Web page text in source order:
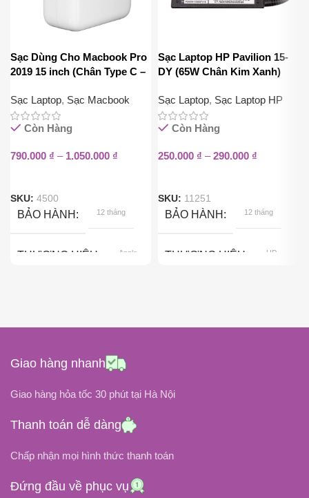
Sạc Dùng Cho Macbook Pro
2019 15 inch (Chân Type C –
Sạc Laptop, Sạc Macbook
Còn Hàng
790.000 ₫ – 1.050.000 ₫
SKU: 4500
BẢO HÀNH 12 tháng
THƯƠNG HIỆU Apple
DÒNG ĐIỆN
Sạc Laptop HP Pavilion 15-
DY (65W Chân Kim Xanh)
Sạc Laptop, Sạc Laptop HP
Còn Hàng
250.000 ₫ – 290.000 ₫
SKU: 11251
BẢO HÀNH 12 tháng
THƯƠNG HIỆU HP
Giao hàng nhanh
Giao hàng hỏa tốc 30 phút tại Hà Nội
Thanh toán dễ dàng
Chấp nhận mọi hình thức thanh toán
Đứng đầu về phục vụ